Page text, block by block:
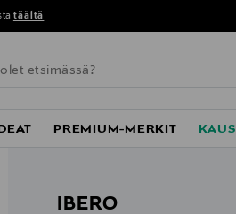
täältä
PREMIUM-MERKIT
IBERO